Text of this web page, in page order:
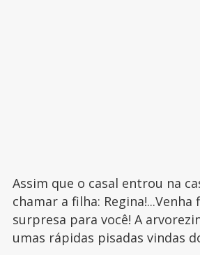
Assim que o casal entrou na
chamar a filha:
surpresa para você! A
umas rápidas pisadas vindas